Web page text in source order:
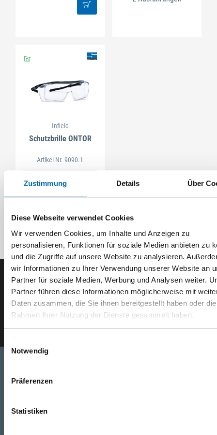
Zustimmung Details Über
Diese Webseite verwendet Cookies
Wir verwenden Cookies, um Inhalte und Anzeigen zu
personalisieren, Funktionen für soziale Medien anbieten zu
und die Zugriffe auf unsere Website zu analysieren.
wir Informationen zu Ihrer Verwendung unserer Website an
Partner für soziale Medien, Werbung und Analysen weiter.
Partner führen diese Informationen möglicherweise mit
Daten zusammen, die Sie ihnen bereitgestellt haben oder
Rahmen Ihrer Nutzung der Dienste gesammelt haben.
Notwendig
Präferenzen
Statistiken
Infield
Schutzbrille ONTOR
Artikel-Nr. 9090.1
Der SEEFELDER Newsletter
E-Mail eingeben